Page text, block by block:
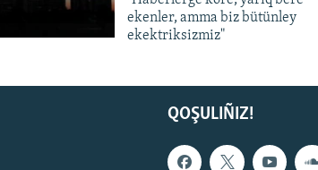
ekenler, amma biz bütünley
ekektriksizmiz"
QOŞULIÑIZ!